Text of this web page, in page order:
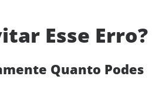
Esse Erro?
Quanto Podes